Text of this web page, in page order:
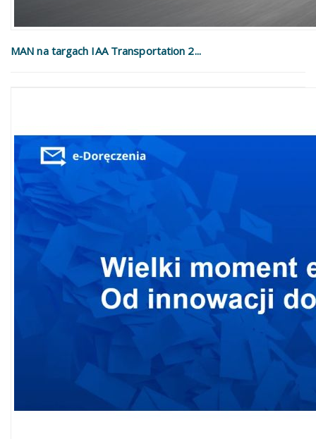
MAN na targach IAA Transportation 2...